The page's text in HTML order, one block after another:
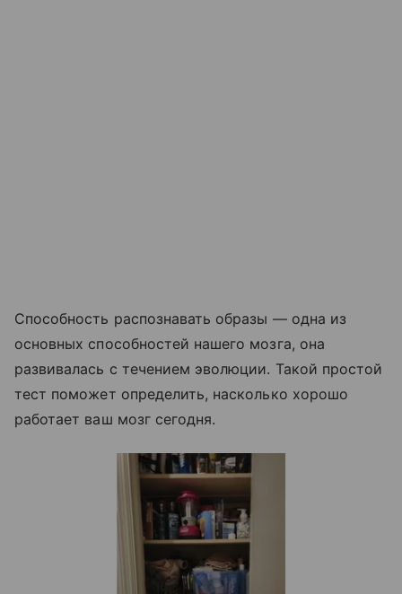
Способность распознавать образы — одна из
основных способностей нашего мозга, она
развивалась с течением эволюции. Такой простой
тест поможет определить, насколько хорошо
работает ваш мозг сегодня.